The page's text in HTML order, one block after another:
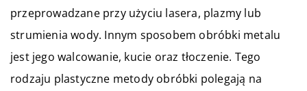
przeprowadzane przy użyciu lasera, plazmy lub
strumienia wody. Innym sposobem obróbki metalu
jest jego walcowanie, kucie oraz tłoczenie. Tego
rodzaju plastyczne metody obróbki polegają na